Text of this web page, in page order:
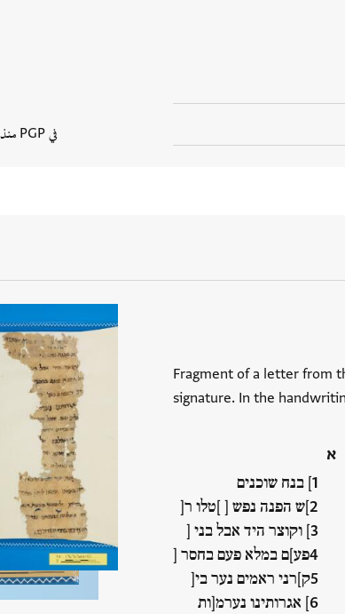
في PGP منذ
Fragment of a letter from
signature. In the
א
] בנח שוכנים
]ש הפנה נפש [ ]טלו ר[
] וקוצר היד אבל בני [
פע]ם במלא פעם בחסר [
ק]רני ראמים נער בי[
] אגרותינו נערמ[ות